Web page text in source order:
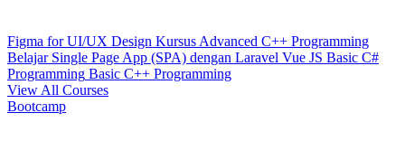
Figma for UI/UX Design Kursus Advanced C++ Programming
Belajar Single Page App (SPA) dengan Laravel Vue JS Basic C#
Programming Basic C++ Programming
View All Courses
Bootcamp